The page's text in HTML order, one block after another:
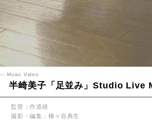
半崎美子「足並み」Studio Live
Music Video
監督：作道雄
撮影・編集：橋ヶ谷典生